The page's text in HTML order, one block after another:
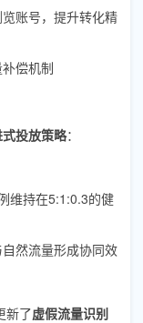
账号，提升转化精
偿机制
投放策略：
维持在5:1:0.3的健
然流量形成协同效
新了虚假流量识别